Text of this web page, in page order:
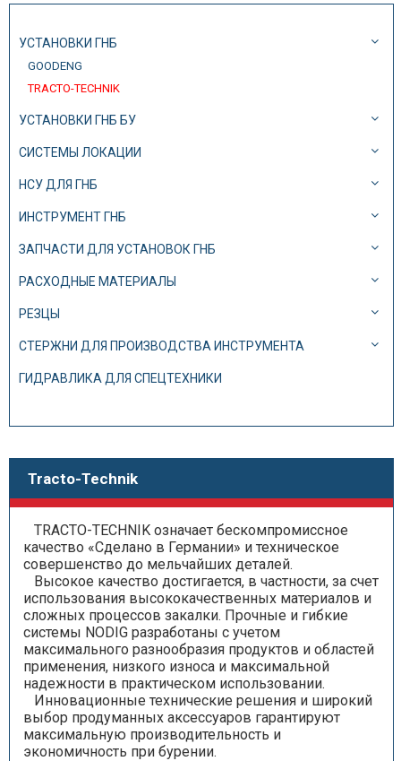
УСТАНОВКИ ГНБ
GOODENG
TRACTO-TECHNIK
УСТАНОВКИ ГНБ БУ
СИСТЕМЫ ЛОКАЦИИ
НСУ ДЛЯ ГНБ
ИНСТРУМЕНТ ГНБ
ЗАПЧАСТИ ДЛЯ УСТАНОВОК ГНБ
РАСХОДНЫЕ МАТЕРИАЛЫ
РЕЗЦЫ
СТЕРЖНИ ДЛЯ ПРОИЗВОДСТВА ИНСТРУМЕНТА
ГИДРАВЛИКА ДЛЯ СПЕЦТЕХНИКИ
Tracto-Technik
TRACTO-TECHNIK означает бескомпромиссное
качество «Сделано в Германии» и техническое
совершенство до мельчайших деталей.
Высокое качество достигается, в частности, за счет
использования высококачественных материалов и
сложных процессов закалки. Прочные и гибкие
системы NODIG разработаны с учетом
максимального разнообразия продуктов и областей
применения, низкого износа и максимальной
надежности в практическом использовании.
Инновационные технические решения и широкий
выбор продуманных аксессуаров гарантируют
максимальную производительность и
экономичность при бурении.